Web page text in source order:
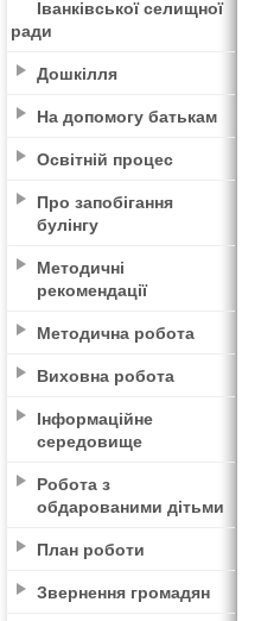
Іванківської селищної
ради
Дошкілля
На допомогу батькам
Освітній процес
Про запобігання
булінгу
Методичні
рекомендації
Методична робота
Виховна робота
Інформаційне
середовище
Робота з
обдарованими дітьми
План роботи
Звернення громадян